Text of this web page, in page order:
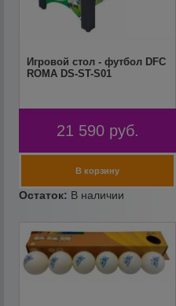
Игровой стол - футбол DFC
ROMA DS-ST-S01
21 590 руб.